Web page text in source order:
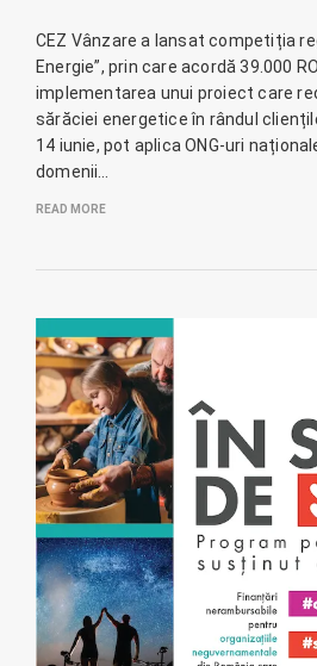
CEZ Vânzare a lansat competiția
Energie”, prin care acordă 39.000
implementarea unui proiect care
sărăciei energetice în rândul
14 iunie, pot aplica ONG-uri
domenii…
READ MORE